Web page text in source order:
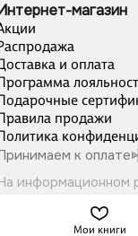
Мои книги
магазин
и оплата
продажи
к оплате
информационном